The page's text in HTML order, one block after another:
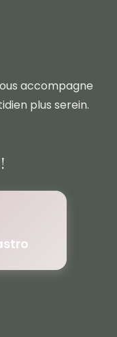
accompagne
plus serein.